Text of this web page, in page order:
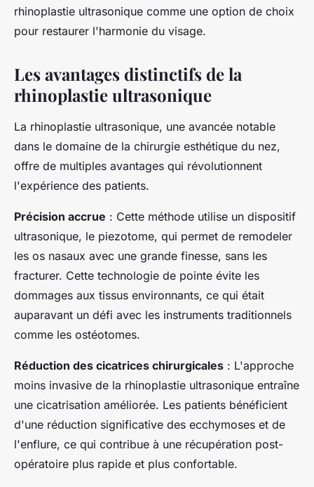
rhinoplastie ultrasonique comme une option de choix
pour restaurer l'harmonie du visage.
Les avantages distinctifs de la
rhinoplastie ultrasonique
La rhinoplastie ultrasonique, une avancée notable
dans le domaine de la chirurgie esthétique du nez,
offre de multiples avantages qui révolutionnent
l'expérience des patients.
Précision accrue : Cette méthode utilise un dispositif
ultrasonique, le piezotome, qui permet de remodeler
les os nasaux avec une grande finesse, sans les
fracturer. Cette technologie de pointe évite les
dommages aux tissus environnants, ce qui était
auparavant un défi avec les instruments traditionnels
comme les ostéotomes.
Réduction des cicatrices chirurgicales : L'approche
moins invasive de la rhinoplastie ultrasonique entraîne
une cicatrisation améliorée. Les patients bénéficient
d'une réduction significative des ecchymoses et de
l'enflure, ce qui contribue à une récupération post-
opératoire plus rapide et plus confortable.